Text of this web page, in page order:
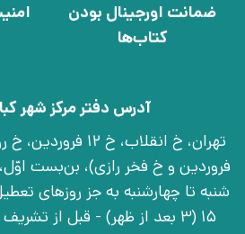
ضمانت اورجینال بودن
کتاب‌ها
آدرس دفتر مرکز شهر
15 (3 بعد از ظهر) - قبل از تشریف آوردن تماس بگیرید